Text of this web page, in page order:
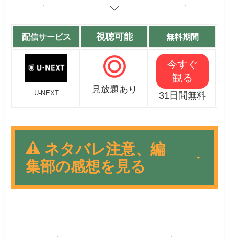
配信サービス 視聴可能 無料期間
U-NEXT 見放題あり
今すぐ
観る
31日間無料
ネタバレ注意、編
集部の感想を見る
ーターセブン編とは完全に続